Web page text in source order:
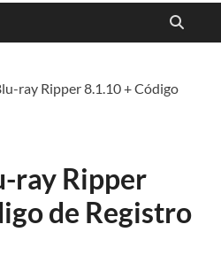
ray Ripper 8.1.10 + Código
ray Ripper
de Registro